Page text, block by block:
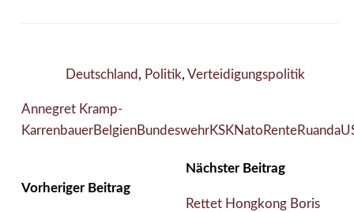
Deutschland , Politik, Verteidigungspolitik
Annegret Kramp-
KarrenbauerBelgienBundeswehrKSKNato RenteRuanda
Vorheriger Beitrag
Nächster Beitrag
Rettet Hongkong Boris